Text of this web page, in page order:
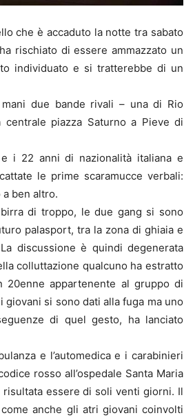
che è accaduto la notte tra sabato
rischiato di essere ammazzato un
individuato e si tratterebbe di un
due bande rivali – una di Rio
piazza Saturno a Pieve di
i 22 anni di nazionalità italiana e
le prime scaramucce verbali:
ben altro.
di troppo, le due gang si sono
palasport, tra la zona di ghiaia e
discussione è quindi degenerata
colluttazione qualcuno ha estratto
20enne appartenente al gruppo di
si sono dati alla fuga ma uno
di quel gesto, ha lanciato
e l’automedica e i carabinieri
rosso all’ospedale Santa Maria
essere di soli venti giorni. Il
anche gli atri giovani coinvolti